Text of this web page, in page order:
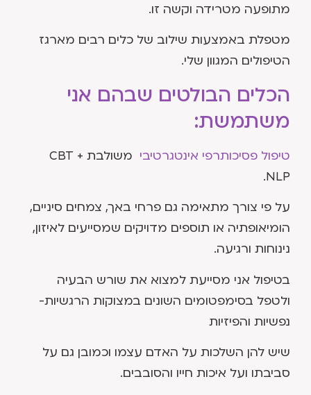
מתופעה מטרידה וקשה זו.
מטפלת באמצעות שילוב של כלים רבים מארגז
הטיפולים המגוון שלי.
הכלים הבולטים שבהם אני
משתמשת:
טיפול פסיכותרפי אינטגרטיבי
משולבת CBT +
NLP.
על פי צורך מתאימה גם פרחי באך, צמחים סיניים,
הומיאופתיה או תוספים מדויקים שמסייעים לאיזון,
נינוחות ורגיעה.
בטיפול אני מסייעת למצוא את שורש הבעיה
ולטפל בסימפטומים השונים במצוקות הרגשיות-
נפשיות והפיזיות
שיש להן השלכות על האדם עצמו וכמובן גם על
סביבתו ועל איכות חייו והסובבים.